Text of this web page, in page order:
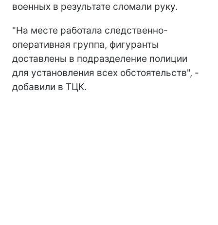
военных в результате сломали руку.
"На месте работала следственно-
оперативная группа, фигуранты
доставлены в подразделение полиции
для установления всех обстоятельств", -
добавили в ТЦК.